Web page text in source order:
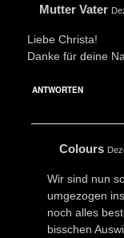
Mutter Vater
Liebe Christa!
Danke für deine
ANTWORTEN
Colours
Wir sind nun
umgezogen
noch alles
bisschen